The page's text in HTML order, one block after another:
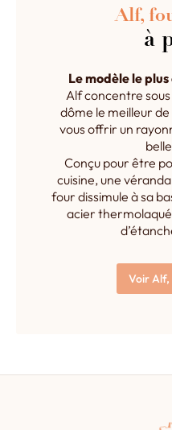
Alf,
à
Le modèle le
Alf concentre
dôme le meilleur
vous offrir un
Conçu pour être
cuisine, une
four dissimule à sa
acier
Voir Alf,